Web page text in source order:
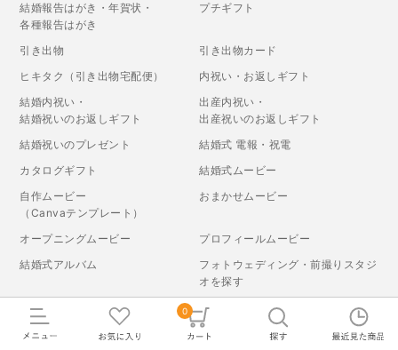
0
結婚報告はがき・年賀状・
各種報告はがき
プチギフト
引き出物
引き出物カード
ヒキタク（引き出物宅配便）
内祝い・お返しギフト
結婚内祝い・
結婚祝いのお返しギフト
出産内祝い・
出産祝いのお返しギフト
結婚祝いのプレゼント
結婚式 電報・祝電
カタログギフト
結婚式ムービー
自作ムービー
（Canvaテンプレート）
おまかせムービー
オープニングムービー
プロフィールムービー
結婚式アルバム
フォトウェディング・前撮りスタジ
オを探す
両親プレゼント
景品
ウェルカムスペース・
ウェルカムボード